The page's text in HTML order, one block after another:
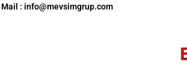
Mail : info@mevsimgrup.com